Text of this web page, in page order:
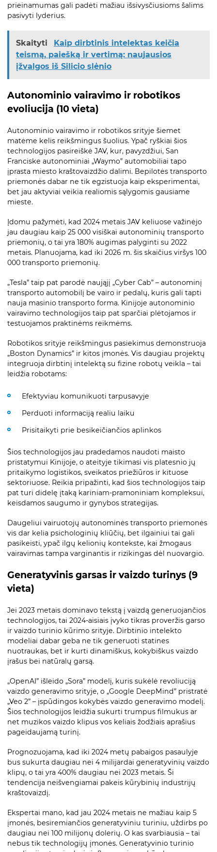
prieinamumas gali padėti mažiau išsivysčiusioms šalims
pasivyti lyderius.
Skaityti
Kaip dirbtinis intelektas keičia
teismą, paiešką ir vertimą: naujausios
įžvalgos iš Silicio slėnio
Autonominio vairavimo ir robotikos
evoliucija (10 vieta)
Autonominio vairavimo ir robotikos srityje šiemet
matėme kelis reikšmingus šuolius. Ypač ryškiai šios
technologijos pasireiškė JAV, kur, pavyzdžiui, San
Franciske autonominiai „Waymo” automobiliai tapo
įprasta miesto kraštovaizdžio dalimi. Bepilotės transporto
priemonės dabar ne tik egzistuoja kaip eksperimentai,
bet jau aktyviai veikia realiomis sąlygomis gausiame
mieste.
Įdomu pažymėti, kad 2024 metais JAV keliuose važinėjo
jau daugiau kaip 25 000 visiškai autonominių transporto
priemonių, o tai yra 180% augimas palyginti su 2022
metais. Planuojama, kad iki 2026 m. šis skaičius viršys 100
000 transporto priemonių.
„Tesla” taip pat parodė naująjį „Cyber Cab” – autonominį
transporto automobilį be vairo ir pedalų, kuris gali tapti
nauja masinio transporto forma. Kinijoje autonominio
vairavimo technologijos taip pat sparčiai plėtojamos ir
testuojamos praktinėms reikmėms.
Robotikos srityje reikšmingus pasiekimus demonstruoja
„Boston Dynamics” ir kitos įmonės. Vis daugiau projektų
integruoja dirbtinį intelektą su fizine robotų veikla – tai
leidžia robotams:
Efektyviau komunikuoti tarpusavyje
Perduoti informaciją realiu laiku
Prisitaikyti prie besikeičiančios aplinkos
Šios technologijos jau pradedamos naudoti maisto
pristatymui Kinijoje, o ateityje tikimasi vis platesnio jų
pritaikymo logistikos, sveikatos priežiūros ir kituose
sektoriuose. Reikia pripažinti, kad šios technologijos taip
pat turi didelę įtaką kariniam-pramoniniam kompleksui,
keisdamos saugumo ir gynybos strategijas.
Daugeliui vairuotojų autonominės transporto priemonės
vis dar kelia psichologinių kliūčių, bet ilgainiui tai gali
pasikeisti, ypač ilgų kelionių kontekste, kai žmogaus
vairavimas tampa varginantis ir rizikingas dėl nuovargio.
Generatyvinis garsas ir vaizdo turinys (9
vieta)
Jei 2023 metais dominavo tekstą į vaizdą generuojančios
technologijos, tai 2024-aisiais įvyko tikras proveržis garso
ir vaizdo turinio kūrimo srityje. Dirbtinio intelekto
modeliai dabar geba ne tik generuoti statines
nuotraukas, bet ir kurti dinamiškus, kokybiškus vaizdo
įrašus bei natūralų garsą.
„OpenAI” išleido „Sora” modelį, kuris sukėlė revoliuciją
vaizdo generavimo srityje, o „Google DeepMind” pristratė
„Veo 2” – įspūdingos kokybės vaizdo generavimo modelį.
Šios technologijos leidžia sukurti trumpus filmukus ar
net muzikos vaizdo klipus vos keliais žodžiais aprašius
pageidaujamą turinį.
Prognozuojama, kad iki 2024 metų pabaigos pasaulyje
bus sukurta daugiau nei 4 milijardai generatyvinių vaizdo
klipų, o tai yra 400% daugiau nei 2023 metais. Ši
tendencija neišvengiamai pakeis kūrybinių industrijų
kraštovaizdį.
Ekspertai mano, kad jau 2024 metais ne mažiau kaip 5
įmonės, besiremiančios generatyviniu turiniu, uždirbs po
daugiau nei 100 milijonų dolerių. O kas svarbiausia – tai
nebus tik technologijų įmonės. Generatyvinio turinio